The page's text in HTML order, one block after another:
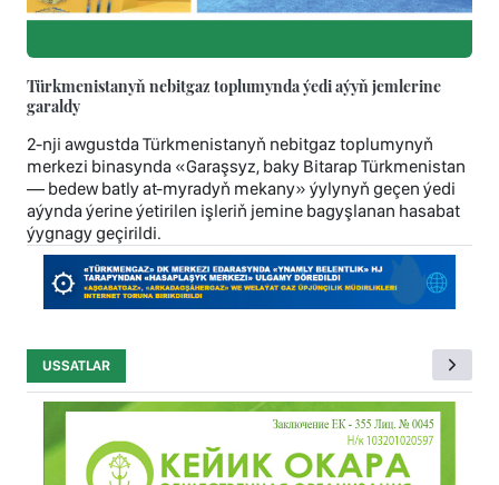
Türkmenistanyň nebitgaz toplumynda ýedi aýyň jemlerine
garaldy
2-nji awgustda Türkmenistanyň nebitgaz toplumynyň
merkezi binasynda «Garaşsyz, baky Bitarap Türkmenistan
— bedew batly at-myradyň mekany» ýylynyň geçen ýedi
aýynda ýerine ýetirilen işleriň jemine bagyşlanan hasabat
ýygnagy geçirildi.
USSATLAR